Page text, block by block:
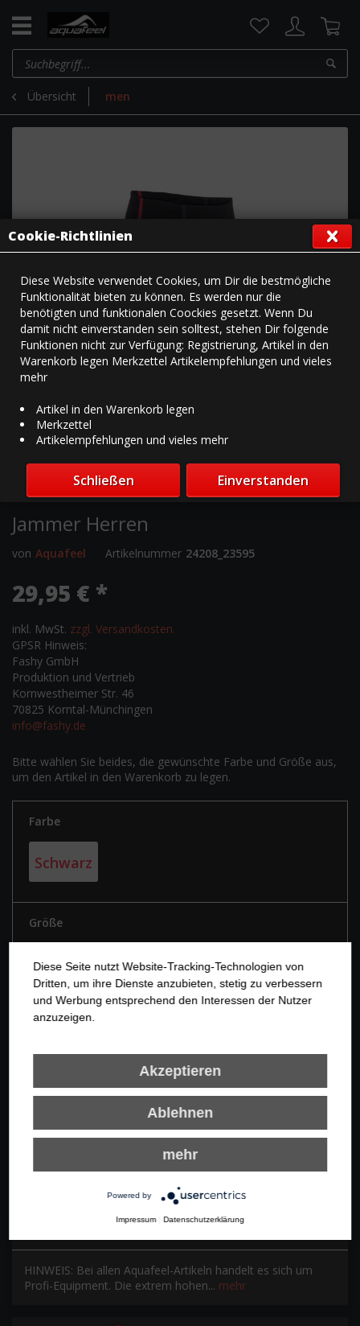
Übersicht men
Jammer Herren
von Aquafeel Artikelnummer 24208_23595
29,95 € *
inkl. MwSt. zzgl. Versandkosten.
GPSR Hinweis:
Fashy GmbH
Produktion und Vertrieb
Kornwestheimer Str. 46
70825 Korntal-Münchingen
info@fashy.de
Bitte wählen Sie beides, die gewünschte Farbe und Größe aus,
um den Artikel in den Warenkorb zu legen.
Farbe
Schwarz
Größe
1 2 3
4
In den Warenkorb
Merken Bewerten Empfehlen
HINWEIS: Bei allen Aquafeel-Artikeln handelt es sich um
Profi-Equipment. Die extrem hohen... mehr
Cookie-Richtlinien
Diese Website verwendet Cookies, um Dir die bestmögliche
Funktionalität bieten zu können. Es werden nur die
benötigten und funktionalen Coockies gesetzt. Wenn Du
damit nicht einverstanden sein solltest, stehen Dir folgende
Funktionen nicht zur Verfügung: Registrierung, Artikel in den
Warenkorb legen Merkzettel Artikelempfehlungen und vieles
mehr
Artikel in den Warenkorb legen
Merkzettel
Artikelempfehlungen und vieles mehr
Einverstanden
Schließen
Diese Seite nutzt Website-Tracking-Technologien von
Dritten, um ihre Dienste anzubieten, stetig zu verbessern
und Werbung entsprechend den Interessen der Nutzer
anzuzeigen.
Akzeptieren
Ablehnen
mehr
Powered by
Impressum Datenschutzerklärung